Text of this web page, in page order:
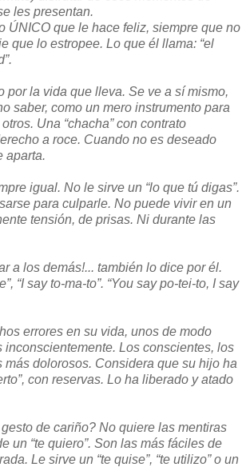
les presentan.
ÚNICO que le hace feliz, siempre que no
que lo estropee. Lo que él llama: “el
por la vida que lleva. Se ve a sí mismo,
saber, como un mero instrumento para
Una “chacha” con contrato
a roce. Cuando no es deseado
aparta.
igual. No le sirve un “lo que tú digas”.
para culparle. No puede vivir en un
tensión, de prisas. Ni durante las
a los demás!... también lo dice por él.
“I say to-ma-to”. “You say po-tei-to, I say
errores en su vida, unos de modo
inconscientemente. Los conscientes, los
más dolorosos. Considera que su hijo ha
con reservas. Lo ha liberado y atado
de cariño? No quiere las mentiras
un “te quiero”. Son las más fáciles de
Le sirve un “te quise”, “te utilizo” o un